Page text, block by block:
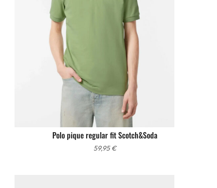
Polo pique regular fit Scotch&Soda
59,95€